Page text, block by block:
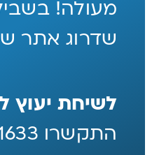
מעולה!
שדרוג אתר
לשיחת יעוץ
התקשרו 054-7261633